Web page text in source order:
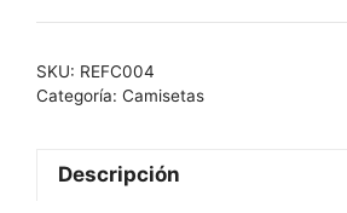
Alcázar
SKU: REFC004
Categoría: Camisetas
Descripción